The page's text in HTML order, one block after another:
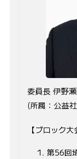
委員長 伊野
(所属：公益
【ブロック
第56回